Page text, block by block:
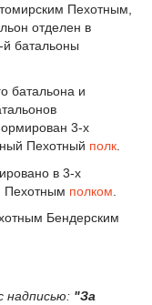
Пехотным,
отделен в
батальоны
батальона и
3-х
Пехотный полк
в 3-х
Пехотным полком
Бендерским
надписью: "За